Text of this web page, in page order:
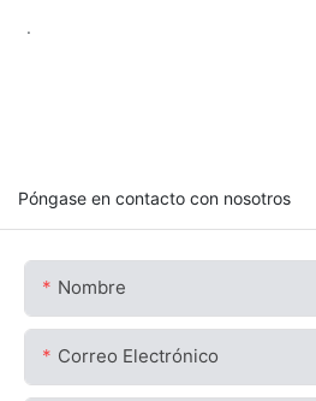
.
Póngase en contacto con nosotros
Nombre
Correo Electrónico